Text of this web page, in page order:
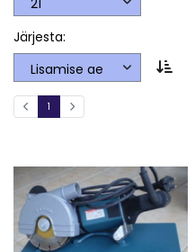
Järjesta:
1